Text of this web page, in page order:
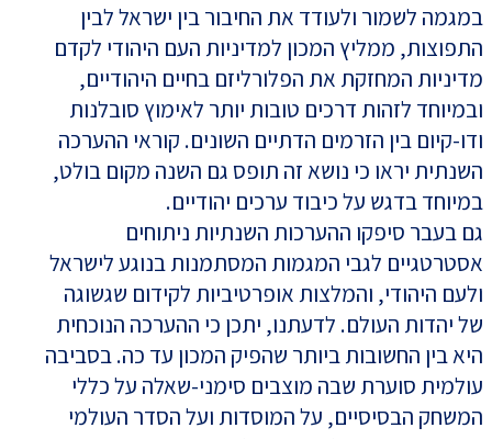
במגמה לשמור ולעודד את החיבור בין ישראל לבין
התפוצות, ממליץ המכון למדיניות העם היהודי לקדם
מדיניות המחזקת את הפלורליזם בחיים היהודיים,
ובמיוחד לזהות דרכים טובות יותר לאימוץ סובלנות
ודו-קיום בין הזרמים הדתיים השונים. קוראי ההערכה
השנתית יראו כי נושא זה תופס גם השנה מקום בולט,
במיוחד בדגש על כיבוד ערכים יהודיים.
גם בעבר סיפקו ההערכות השנתיות ניתוחים
אסטרטגיים לגבי המגמות המסתמנות בנוגע לישראל
ולעם היהודי, והמלצות אופרטיביות לקידום שגשוגה
של יהדות העולם. לדעתנו, יתכן כי ההערכה הנוכחית
היא בין החשובות ביותר שהפיק המכון עד כה. בסביבה
עולמית סוערת שבה מוצבים סימני-שאלה על כללי
המשחק הבסיסיים, על המוסדות ועל הסדר העולמי